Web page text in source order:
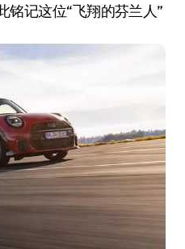
铭记这位“飞翔的芬兰人”